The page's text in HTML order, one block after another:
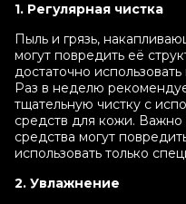
1. Регулярная чистка
Пыль и грязь,
могут повредить её
достаточно
Раз в неделю
тщательную чистку с
средств для кожи.
средства могут
использовать только
2. Увлажнение